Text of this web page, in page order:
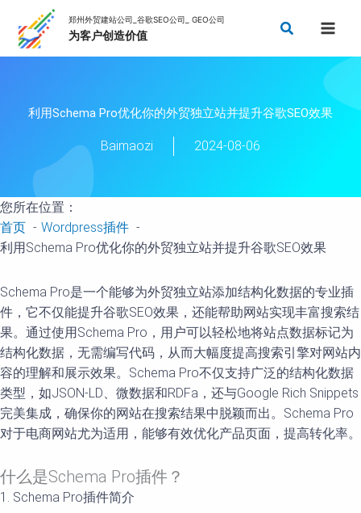
搜
利用Schema Pro优化你的外贸独立站并提升谷歌SEO效果
Baimaozi 2024-08-06
您所在位置：
首页
Wordpress插件
利用Schema Pro优化你的外贸独立站并提升谷歌SEO效果
Schema Pro是一个能够为外贸独立站添加结构化数据的专业插
件，它不仅能提升谷歌SEO效果，还能帮助网站实现丰富搜索结
果。通过使用Schema Pro，用户可以轻松地将站点数据标记为
结构化数据，无需编写代码，从而大幅度提高搜索引擎对网站内
容的理解和展示效果。Schema Pro不仅支持广泛的结构化数据
类型，如JSON-LD、微数据和RDFa，还与Google Rich Snippets
完美集成，确保你的网站在搜索结果中脱颖而出。Schema Pro
对于电商网站尤为适用，能够有效优化产品页面，提高转化率。
什么是Schema Pro插件？
1. Schema Pro插件简介